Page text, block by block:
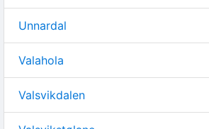
Unnardal
Valahola
Valsvikdalen